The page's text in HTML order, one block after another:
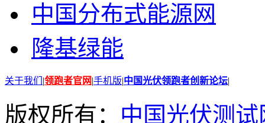
中国分布式能源网
隆基绿能
关于我们 |领跑者官网|手机版|中国光伏领跑者创新论坛|
版权所有： 中国光伏测试